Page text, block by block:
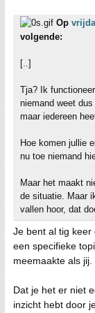
Op
volgende:
[..]
Tja? Ik
niemand weet
maar iedereen
Hoe komen jullie
nu toe niemand
Maar het maakt
de situatie. Maar
vallen hoor, dat
Je bent al tig
een specifieke
meemaakte als jij.
Dat je het er niet
inzicht hebt door